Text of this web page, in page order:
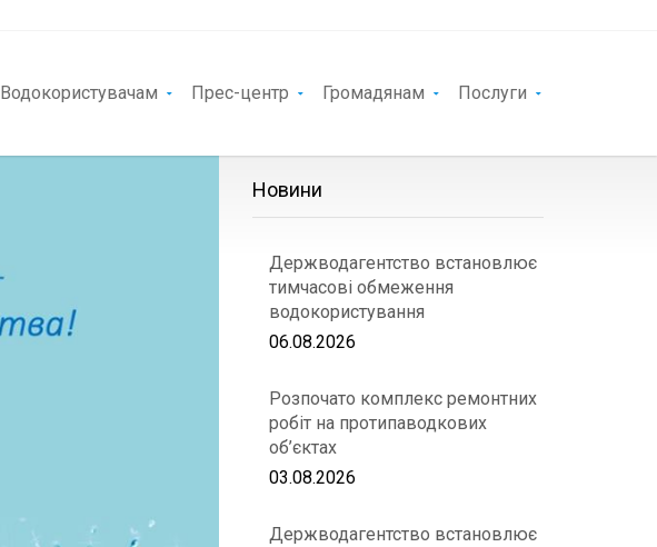
Водокористувачам Прес-центр Громадянам Послуги
Новини
Держводагентство встановлює
тимчасові обмеження
водокористування
06.08.2026
Розпочато комплекс ремонтних
робіт на протипаводкових
об’єктах
03.08.2026
Держводагентство встановлює